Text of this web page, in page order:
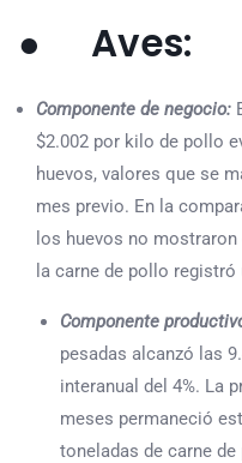
● Aves:
Componente de negocio:
$2.002 por kilo de pollo
huevos, valores que se
mes previo. En la
los huevos no
la carne de pollo registró
Componente
pesadas alcanzó las
interanual del 4%. La
meses permaneció
toneladas de carne